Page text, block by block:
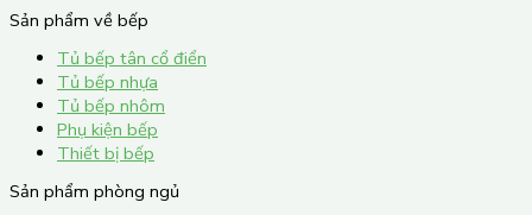
Sản phẩm về bếp
Tủ bếp tân cổ điển
Tủ bếp nhựa
Tủ bếp nhôm
Phụ kiện bếp
Thiết bị bếp
Sản phẩm phòng ngủ